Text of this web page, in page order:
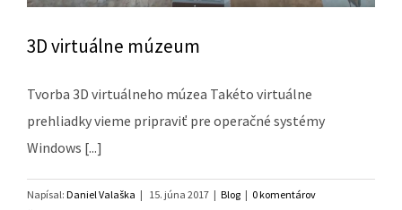
3D virtuálne múzeum
Tvorba 3D virtuálneho múzea Takéto virtuálne
prehliadky vieme pripraviť pre operačné systémy
Windows [...]
Napísal: Daniel Valaška | 15. júna 2017 | Blog | 0 komentárov